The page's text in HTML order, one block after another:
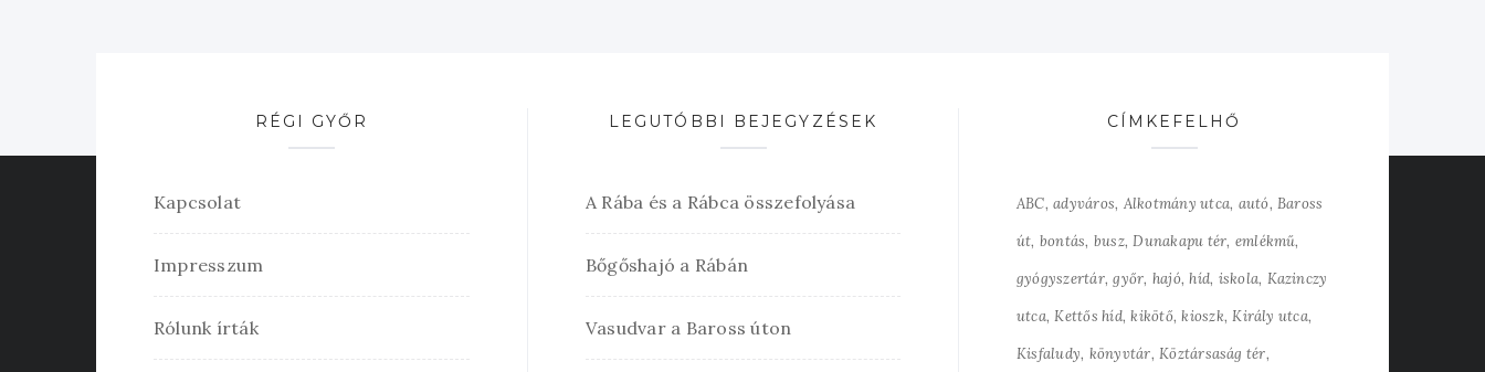
RÉGI GYŐR
Kapcsolat
Impresszum
Rólunk írták
LEGUTÓBBI BEJEGYZÉSEK
A Rába és a Rábca összefolyása
Bőgőshajó a Rábán
Vasudvar a Baross úton
CÍMKEFELHŐ
ABC adyváros Alkotmány utca autó Baross
út bontás busz Dunakapu tér emlékmű
gyógyszertár győr hajó híd iskola Kazinczy
utca Kettős híd kikötő kioszk Király utca
Kisfaludy könyvtár Köztársaság tér